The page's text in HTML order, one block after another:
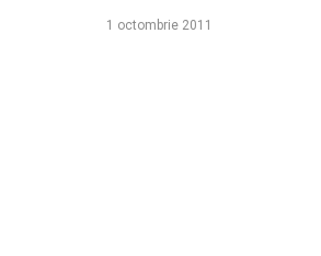
1 octombrie 2011